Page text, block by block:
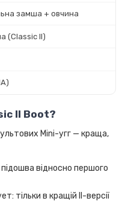
замша + овчина
(Classic II)
II Boot?
Mini-угг — краща,
підошва відносно першого
тільки в кращій II-версії